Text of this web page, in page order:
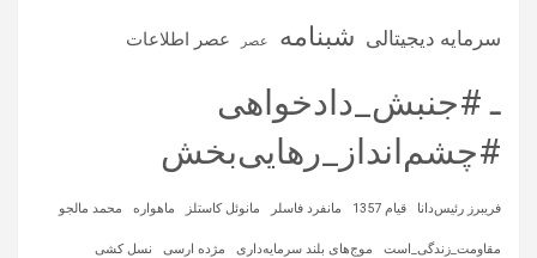
سرمایه‌ دیجیتالی شبنامه عصر عصر اطلاعات
ـ #جنبش_دادخواهی
#چشم‌انداز_رهایی‌بخش
فریبرز رئیس‌دانا قیام 1357 مانفرد فاسلر مانوئل کاستلز ماهواره‌ محمد مالجو
مقاومت_زندگی_است موج‌های بلند سرمایه‌داری مژده ارسی نسل کشی